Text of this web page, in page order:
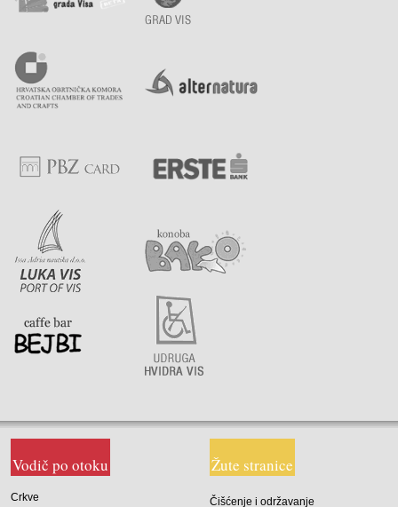
Vodič po otoku
Crkve
Žute stranice
Čišćenje i održavanje